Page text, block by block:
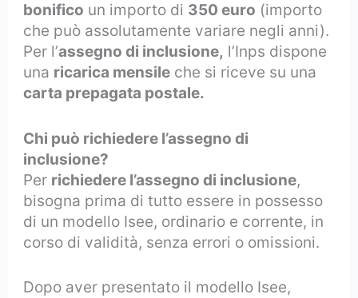
bonifico un importo di 350 euro (importo
che può assolutamente variare negli anni).
Per l’assegno di inclusione, l’Inps dispone
una ricarica mensile che si riceve su una
carta prepagata postale.
Chi può richiedere l’assegno di
inclusione?
Per richiedere l’assegno di inclusione,
bisogna prima di tutto essere in possesso
di un modello Isee, ordinario e corrente, in
corso di validità, senza errori o omissioni.
Dopo aver presentato il modello Isee,